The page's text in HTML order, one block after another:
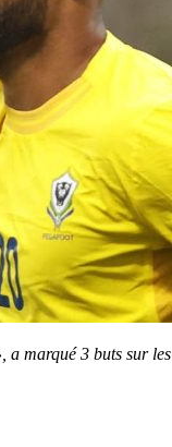
a marqué 3 buts sur